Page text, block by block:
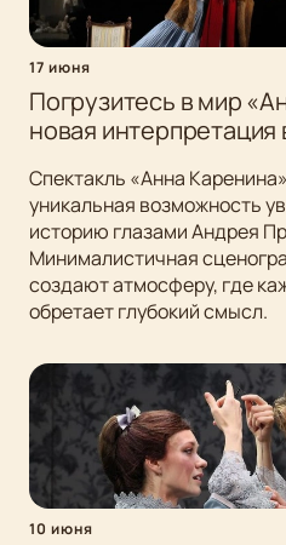
17 июня
Погрузитесь в мир
новая
Спектакль «Анна
уникальная возможность
историю глазами Андрея
Минималистичная
создают атмосферу, где
обретает глубокий смысл.
10 июня